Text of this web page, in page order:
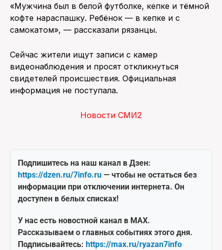
«Мужчина был в белой футболке, кепке и тёмной
кофте нараспашку. Ребёнок — в кепке и с
самокатом», — рассказали рязанцы.
Сейчас жители ищут записи с камер
видеонаблюдения и просят откликнуться
свидетелей происшествия. Официальная
информация не поступала.
Новости СМИ2
Подпишитесь на наш канал в Дзен:
https://dzen.ru/7info.ru — чтобы не остаться без
информации при отключении интернета. Он
доступен в белых списках!
У нас есть новостной канал в MAX.
Рассказываем о главных событиях этого дня.
Подписывайтесь: https://max.ru/ryazan7info